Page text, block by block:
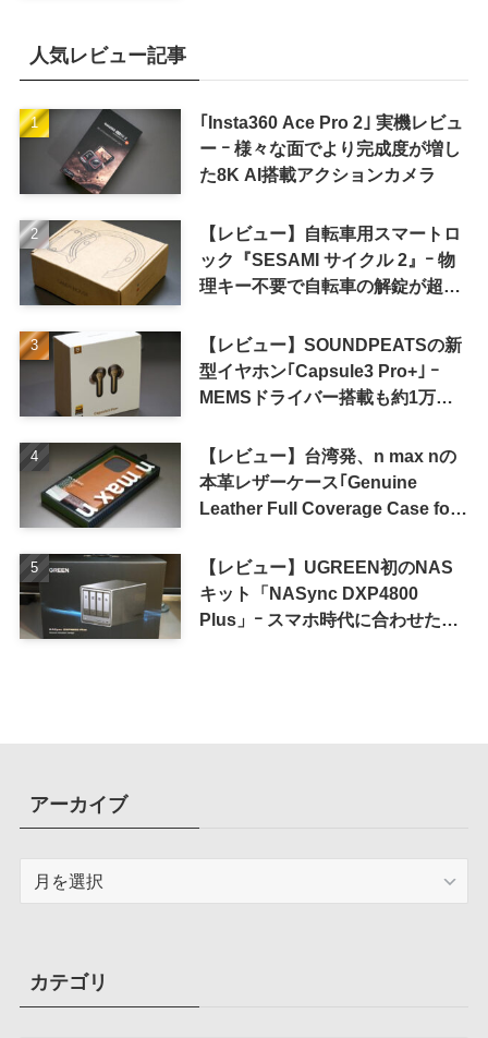
人気レビュー記事
｢Insta360 Ace Pro 2｣ 実機レビュ
ー ｰ 様々な面でより完成度が増し
た8K AI搭載アクションカメラ
【レビュー】自転車用スマートロ
ック『SESAMI サイクル 2』ｰ 物
理キー不要で自転車の解錠が超簡
【レビュー】SOUNDPEATSの新
型イヤホン｢Capsule3 Pro+｣ ｰ
MEMSドライバー搭載も約1万円
【レビュー】台湾発、n max nの
本革レザーケース｢Genuine
Leather Full Coverage Case for
【レビュー】UGREEN初のNAS
キット「NASync DXP4800
Plus」ｰ スマホ時代に合わせた設
アーカイブ
ブカテゴリ